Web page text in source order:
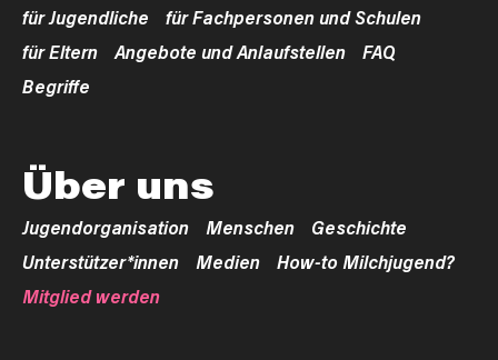
für Jugendliche
für Fachpersonen und Schulen
für Eltern
Angebote und Anlaufstellen
FAQ
Begriffe
Über uns
Jugendorganisation Menschen
Geschichte
Unterstützer*innen
Medien
How-to Milchjugend?
Mitglied werden